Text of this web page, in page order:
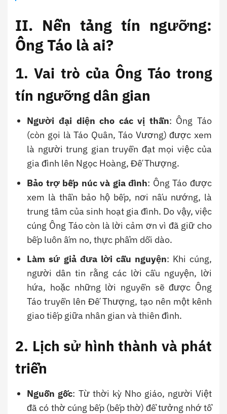
II. Nền tảng tín ngưỡng:
Ông Táo là ai?
1. Vai trò của Ông Táo trong
tín ngưỡng dân gian
Người đại diện cho các vị thần: Ông Táo
(còn gọi là Táo Quân, Táo Vương) được xem
là người trung gian truyền đạt mọi việc của
gia đình lên Ngọc Hoàng, Đế Thượng.
Bảo trợ bếp núc và gia đình: Ông Táo được
xem là thần bảo hộ bếp, nơi nấu nướng, là
trung tâm của sinh hoạt gia đình. Do vậy, việc
cúng Ông Táo còn là lời cảm ơn vì đã giữ cho
bếp luôn ấm no, thực phẩm dồi dào.
Làm sứ giả đưa lời cầu nguyện: Khi cúng,
người dân tin rằng các lời cầu nguyện, lời
hứa, hoặc những lời nguyền sẽ được Ông
Táo truyền lên Đế Thượng, tạo nên một kênh
giao tiếp giữa nhân gian và thiên đình.
2. Lịch sử hình thành và phát
triển
Nguồn gốc: Từ thời kỳ Nho giáo, người Việt
đã có thờ cúng bếp (bếp thờ) để tưởng nhớ tổ